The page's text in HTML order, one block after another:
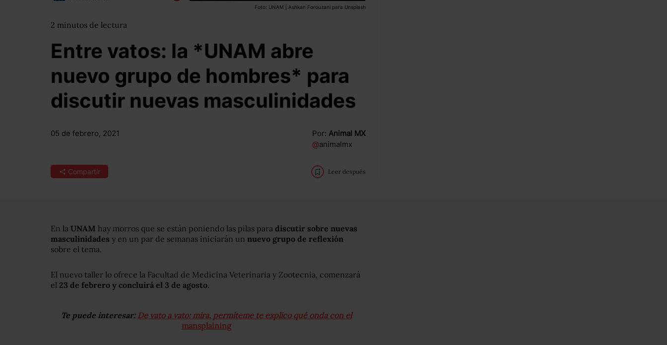
Foto: UNAM | Ashkan Forouzani para Unsplash
2 minutos de lectura
Entre vatos: la *UNAM abre
nuevo grupo de hombres* para
discutir nuevas masculinidades
05 de febrero, 2021 Por: Animal MX
@animalmx
Compartir Leer después
En la UNAM hay morros que se están poniendo las pilas para discutir sobre nuevas
masculinidades y en un par de semanas iniciarán un nuevo grupo de reflexión
sobre el tema.
El nuevo taller lo ofrece la Facultad de Medicina Veterinaria y Zootecnia, comenzará
el 23 de febrero y concluirá el 3 de agosto.
Te puede interesar: De vato a vato: mira, permíteme te explico qué onda con el
mansplaining